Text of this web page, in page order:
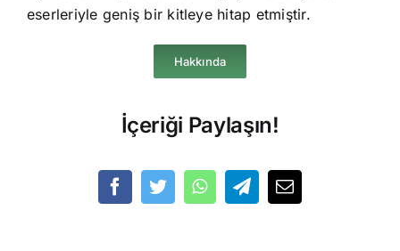
eserleriyle geniş bir kitleye hitap etmiştir.
Hakkında
İçeriği Paylaşın!